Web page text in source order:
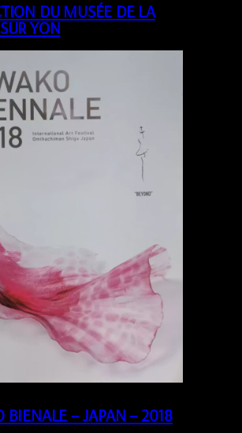
DU MUSÉE DE LA
YON
BIENALE – JAPAN – 2018